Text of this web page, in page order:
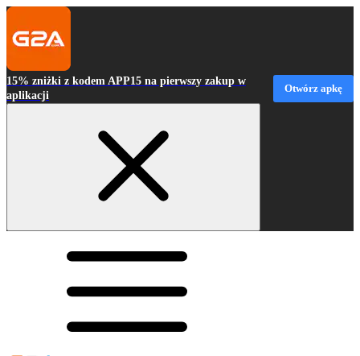
15% zniżki z kodem APP15 na pierwszy zakup w
aplikacji
Otwórz apkę